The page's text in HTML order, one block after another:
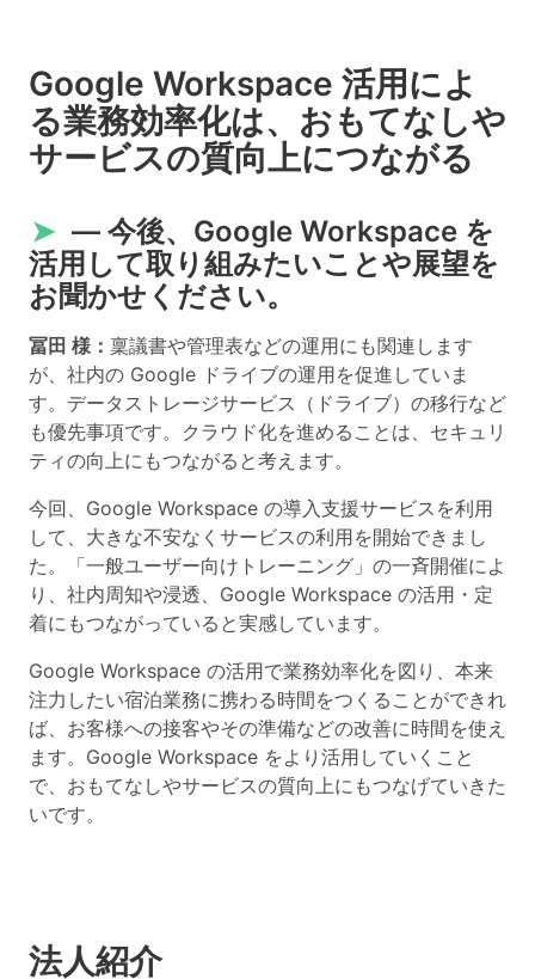
Google Workspace 活用によ
る業務効率化は、おもてなしや
サービスの質向上につながる
➤ ― 今後、Google Workspace を
活用して取り組みたいことや展望を
お聞かせください。
冨田 様： 稟議書や管理表などの運用にも関連します
が、社内の Google ドライブの運用を促進していま
す。データストレージサービス（ドライブ）の移行など
も優先事項です。クラウド化を進めることは、セキュリ
ティの向上にもつながると考えます。
今回、Google Workspace の導入支援サービスを利用
して、大きな不安なくサービスの利用を開始できまし
た。「一般ユーザー向けトレーニング」の一斉開催によ
り、社内周知や浸透、Google Workspace の活用・定
着にもつながっていると実感しています。
Google Workspace の活用で業務効率化を図り、本来
注力したい宿泊業務に携わる時間をつくることができれ
ば、お客様への接客やその準備などの改善に時間を使え
ます。Google Workspace をより活用していくこと
で、おもてなしやサービスの質向上にもつなげていきた
いです。
法人紹介